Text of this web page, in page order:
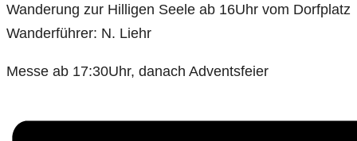
Wanderung zur Hilligen Seele ab 16Uhr vom Dorfplatz
Wanderführer: N. Liehr
Messe ab 17:30Uhr, danach Adventsfeier